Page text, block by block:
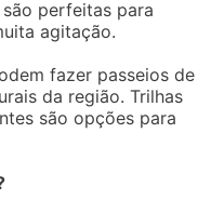
são perfeitas para
agitação.
fazer passeios de
da região. Trilhas
são opções para